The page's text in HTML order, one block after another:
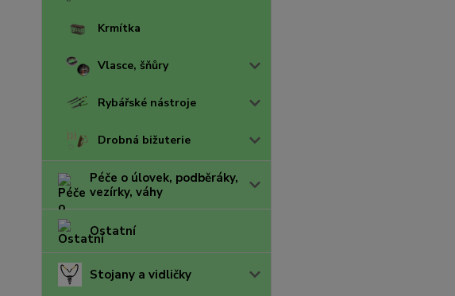
Krmítka
Vlasce, šňůry
Rybářské nástroje
Drobná bižuterie
Péče o úlovek, podběráky,
vezírky, váhy
Ostatní
Stojany a vidličky